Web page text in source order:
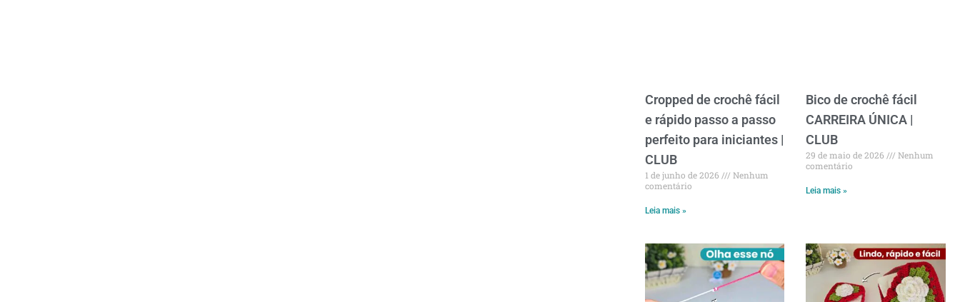
Cropped de crochê fácil
e rápido passo a passo
perfeito para iniciantes |
CLUB
1 de junho de 2026
Nenhum
comentário
Leia mais »
Bico de crochê fácil
CARREIRA ÚNICA |
CLUB
29 de maio de 2026
Nenhum
comentário
Leia mais »